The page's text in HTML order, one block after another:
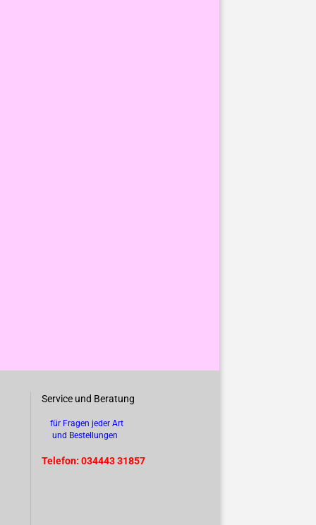
Service und Beratung
für Fragen jeder Art
und Bestellungen
Telefon: 034443 31857